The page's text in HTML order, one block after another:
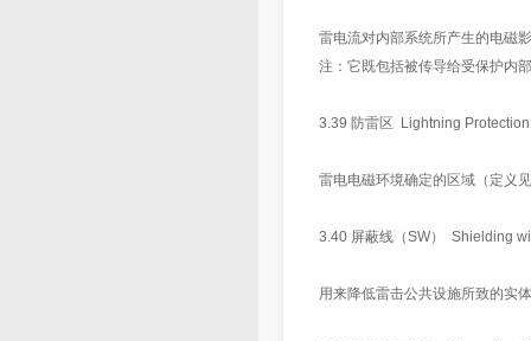
雷电流对内部系统所产生的电磁
注：它既包括被传导给受保护内
3.39 防雷区 Lightning
雷电电磁环境确定的区域（定义
3.40 屏蔽线（SW） Shielding
用来降低雷击公共设施所致的实